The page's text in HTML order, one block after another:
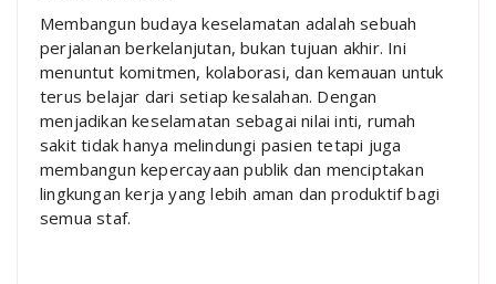
Membangun budaya keselamatan adalah sebuah
perjalanan berkelanjutan, bukan tujuan akhir. Ini
menuntut komitmen, kolaborasi, dan kemauan untuk
terus belajar dari setiap kesalahan. Dengan
menjadikan keselamatan sebagai nilai inti, rumah
sakit tidak hanya melindungi pasien tetapi juga
membangun kepercayaan publik dan menciptakan
lingkungan kerja yang lebih aman dan produktif bagi
semua staf.